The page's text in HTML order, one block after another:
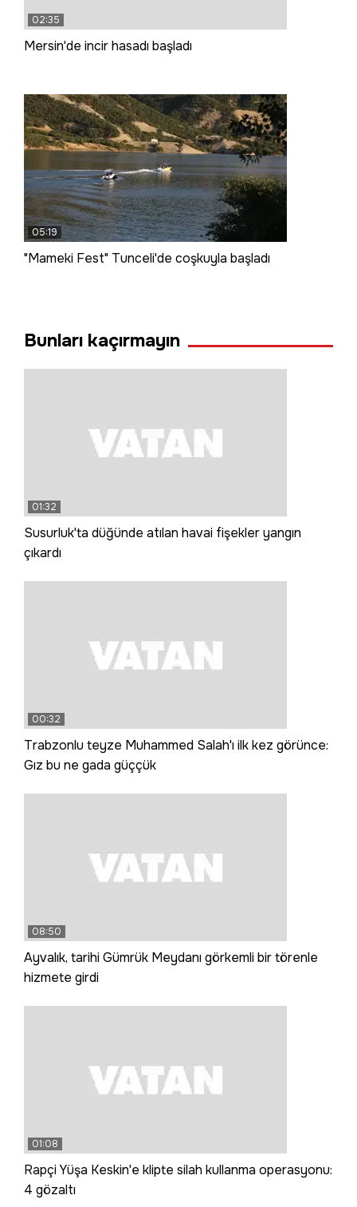
02:35
Mersin'de incir hasadı başladı
05:19
"Mameki Fest" Tunceli'de coşkuyla başladı
Bunları kaçırmayın
01:32
Susurluk'ta düğünde atılan havai fişekler yangın
çıkardı
00:32
Trabzonlu teyze Muhammed Salah'ı ilk kez görünce:
Gız bu ne gada güççük
08:50
Ayvalık, tarihi Gümrük Meydanı görkemli bir törenle
hizmete girdi
01:08
Rapçi Yüşa Keskin'e klipte silah kullanma operasyonu:
4 gözaltı